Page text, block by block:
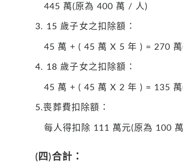
445 萬(原為 400 萬 / 人)
3. 15 歲子女之扣除額：
45 萬 + ( 45 萬 X 5 年 ) = 270
4. 18 歲子女之扣除額：
45 萬 + ( 45 萬 X 2 年 ) = 135
5.喪葬費扣除額：
每人得扣除 111 萬元(原為 100
(四)合計：